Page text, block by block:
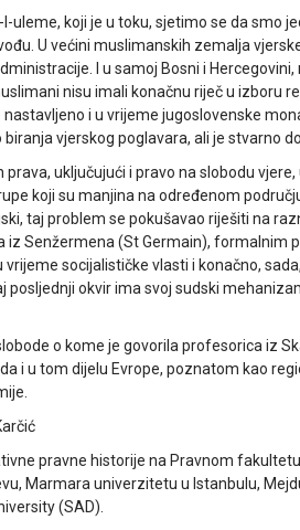
uleme, koji je u toku, sjetimo se da smo
U većini muslimanskih zemalja
I u samoj Bosni i
nisu imali konačnu riječ u izboru
i u vrijeme jugoslovenske
vjerskog poglavara, ali je stvarno
uključujući i pravo na slobodu
koji su manjina na određenom
taj problem se pokušavao riješiti na
iz Senžermena (St Germain),
vrijeme socijalističke vlasti i konačno,
posljednji okvir ima svoj sudski
o kome je govorila profesorica iz
i u tom dijelu Evrope, poznatom kao
pravne historije na Pravnom
Marmara univerzitetu u Istanbulu,
(SAD).